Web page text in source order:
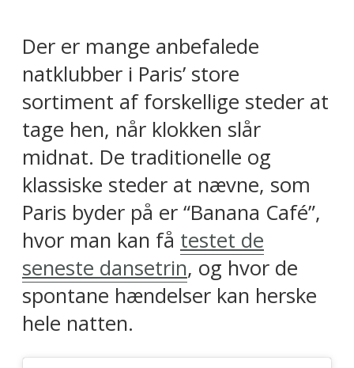
Der er mange anbefalede
natklubber i Paris’ store
sortiment af forskellige steder at
tage hen, når klokken slår
midnat. De traditionelle og
klassiske steder at nævne, som
Paris byder på er “Banana Café”,
hvor man kan få testet de
seneste dansetrin, og hvor de
spontane hændelser kan herske
hele natten.